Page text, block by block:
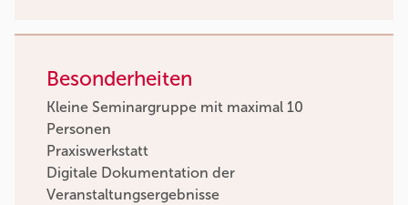
Besonderheiten
Kleine Seminargruppe mit maximal 10
Personen
Praxiswerkstatt
Digitale Dokumentation der
Veranstaltungsergebnisse